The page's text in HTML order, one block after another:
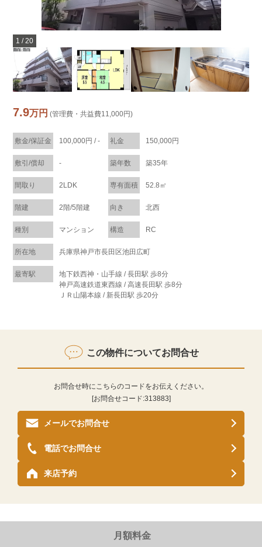
1 /20
7.9万円 (管理費・共益費11,000円)
敷金/保証金 100,000円 / - 礼金 150,000円
敷引/償却 - 築年数 築35年
間取り 2LDK 専有面積 52.8㎡
階建 2階/5階建 向き 北西
種別 マンション 構造 RC
所在地 兵庫県神戸市長田区池田広町
最寄駅
地下鉄西神・山手線 / 長田駅 歩8分
神戸高速鉄道東西線 / 高速長田駅 歩8分
ＪＲ山陽本線 / 新長田駅 歩20分
この物件についてお問合せ
お問合せ時にこちらのコードをお伝えください。
[お問合せコード:313883]
メールでお問合せ
来店予約
電話でお問合せ
月額料金